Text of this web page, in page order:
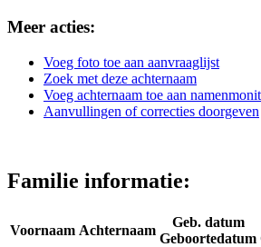
Meer acties:
Voeg foto toe aan aanvraaglijst
Zoek met deze achternaam
Voeg achternaam toe aan
Aanvullingen of correcties doorgeven
Familie informatie:
Voornaam Achternaam
Geb. datum
Geboortedatum